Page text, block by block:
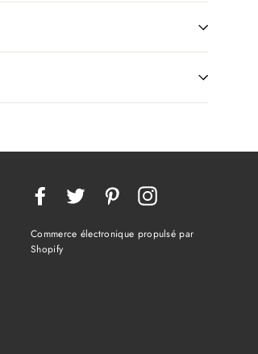
FacebookTwitter Pinterest
Commerce électronique propulsé par
Shopify